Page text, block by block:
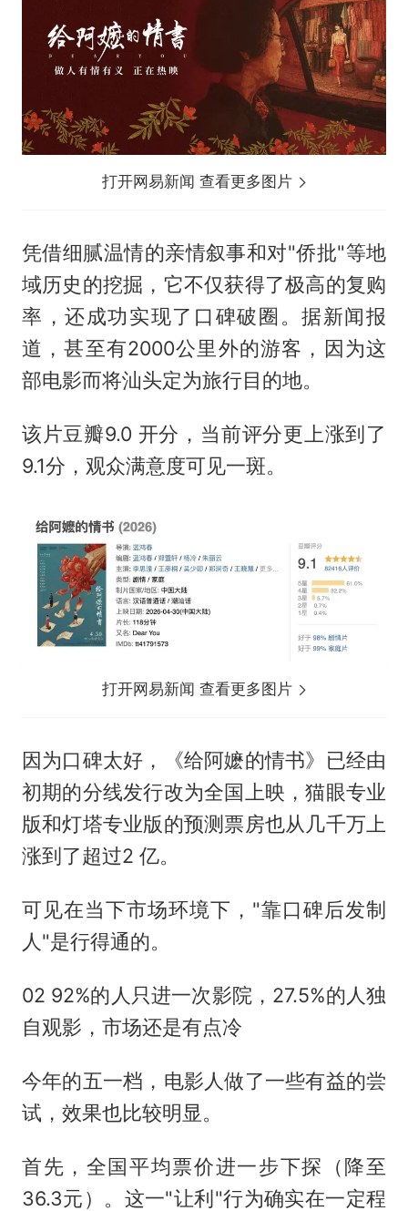
打开网易新闻 查看更多图片
凭借细腻温情的亲情叙事和对"侨批"等地
域历史的挖掘，它不仅获得了极高的复购
率，还成功实现了口碑破圈。据新闻报
道，甚至有2000公里外的游客，因为这
部电影而将汕头定为旅行目的地。
该片豆瓣9.0 开分，当前评分更上涨到了
9.1分，观众满意度可见一斑。
打开网易新闻 查看更多图片
因为口碑太好，《给阿嬷的情书》已经由
初期的分线发行改为全国上映，猫眼专业
版和灯塔专业版的预测票房也从几千万上
涨到了超过2 亿。
可见在当下市场环境下，"靠口碑后发制
人"是行得通的。
02 92%的人只进一次影院，27.5%的人独
自观影，市场还是有点冷
今年的五一档，电影人做了一些有益的尝
试，效果也比较明显。
首先，全国平均票价进一步下探（降至
36.3元）。这一"让利"行为确实在一定程